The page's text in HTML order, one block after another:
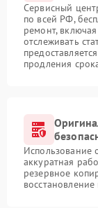
Сервисный
по всей РФ,
ремонт,
отслеживать
продления
Использование
аккуратная
резервное